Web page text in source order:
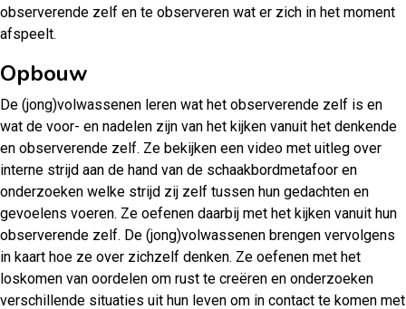
observerende zelf en te observeren wat er zich in het moment
afspeelt.
Opbouw
De (jong)volwassenen leren wat het observerende zelf is en
wat de voor- en nadelen zijn van het kijken vanuit het denkende
en observerende zelf. Ze bekijken een video met uitleg over
interne strijd aan de hand van de schaakbordmetafoor en
onderzoeken welke strijd zij zelf tussen hun gedachten en
gevoelens voeren. Ze oefenen daarbij met het kijken vanuit hun
observerende zelf. De (jong)volwassenen brengen vervolgens
in kaart hoe ze over zichzelf denken. Ze oefenen met het
loskomen van oordelen om rust te creëren en onderzoeken
verschillende situaties uit hun leven om in contact te komen met